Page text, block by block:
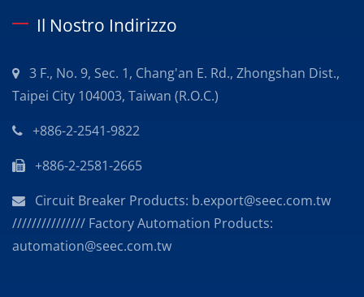
Il Nostro Indirizzo
3 F., No. 9, Sec. 1, Chang'an E. Rd., Zhongshan Dist.,
Taipei City 104003, Taiwan (R.O.C.)
+886-2-2541-9822
+886-2-2581-2665
Circuit Breaker Products: b.export@seec.com.tw
/////////////// Factory Automation Products:
automation@seec.com.tw